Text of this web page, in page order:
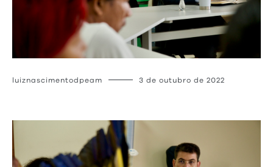
luiznascimentodpeam 3 de outubro de 2022